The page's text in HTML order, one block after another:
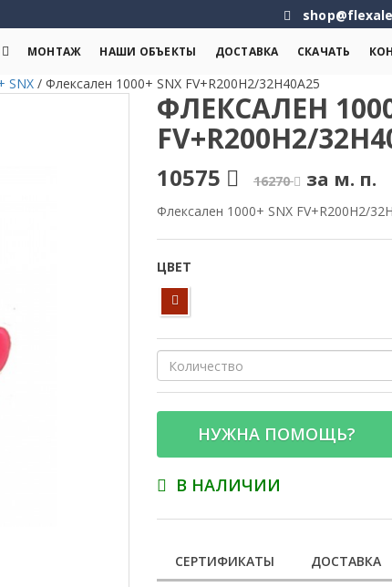
МОНТАЖ НАШИ ОБЪЕКТЫ ДОСТАВКА СКАЧАТЬ
SNX / Флексален 1000+ SNX FV+R200H2/32H40A25
ФЛЕКСАЛЕН
FV+R200H2/
10575 16270 за м. п.
Флексален 1000+ SNX FV+R200H2/
ЦВЕТ
НУЖНА ПОМОЩЬ?
В НАЛИЧИИ
СЕРТИФИКАТЫ ДОСТАВКА